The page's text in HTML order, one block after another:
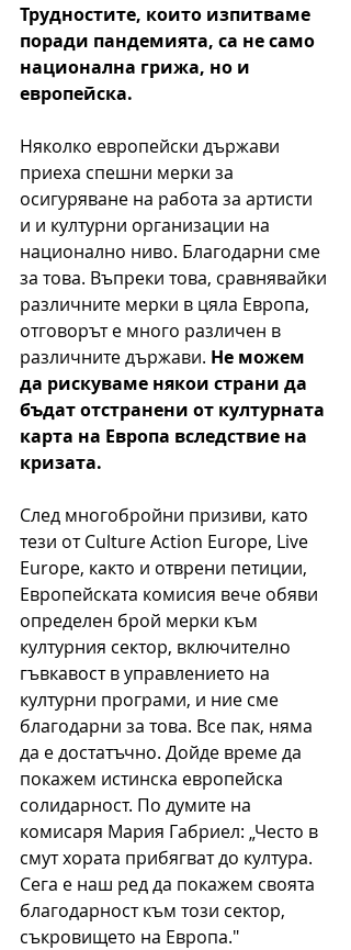
Трудностите, които изпитваме
поради пандемията, са не само
национална грижа, но и
европейска.
Няколко европейски държави
приеха спешни мерки за
осигуряване на работа за артисти
и и културни организации на
национално ниво. Благодарни сме
за това. Въпреки това, сравнявайки
различните мерки в цяла Европа,
отговорът е много различен в
различните държави. Не можем
да рискуваме някои страни да
бъдат отстранени от културната
карта на Европа вследствие на
кризата.
След многобройни призиви, като
тези от Culture Action Europe, Live
Europe, както и отврени петиции,
Европейската комисия вече обяви
определен брой мерки към
културния сектор, включително
гъвкавост в управлението на
културни програми, и ние сме
благодарни за това. Все пак, няма
да е достатъчно. Дойде време да
покажем истинска европейска
солидарност. По думите на
комисаря Мария Габриел: „Често в
смут хората прибягват до култура.
Сега е наш ред да покажем своята
благодарност към този сектор,
съкровището на Европа."